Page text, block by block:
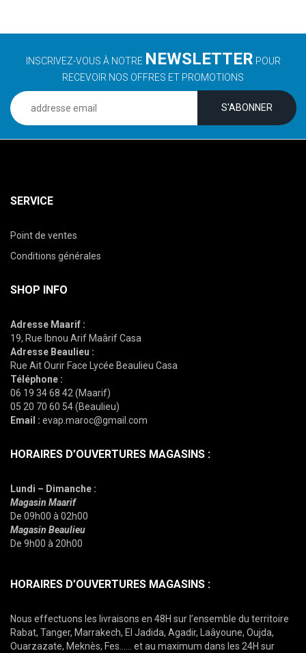
INSCRIVEZ-VOUS À NOTRE NEWSLETTER POUR
RECEVOIR NOS OFFRES ET PROMOTIONS
SERVICE
Point de ventes
Conditions générales
SHOP INFO
Adresse Maarif :
19, Rue Ibnou Arif Maârif Casa
Adresse Beaulieu :
Rue Ait Ourir Face Lycée Beaulieu Casa
Téléphone :
06 19 34 68 42 (Maarif)
05 20 70 60 54 (Beaulieu)
Email : evap.maroc@gmail.com
HORAIRES D’OUVERTURES MAGASINS :
Lundi – Dimanche :
Magasin Maarif
De 09h00 à 02h00
Magasin Beaulieu
De 9h00 à 20h00
HORAIRES D’OUVERTURES MAGASINS :
Nous effectuons les livraisons en 48H sur l’ensemble du territoire
Rabat, Tanger, Marrakech, El Jadida, Agadir, Laâyoune, Oujda,
Ouarzazate, Meknès, Fes…… et au maximum dans les 24H sur